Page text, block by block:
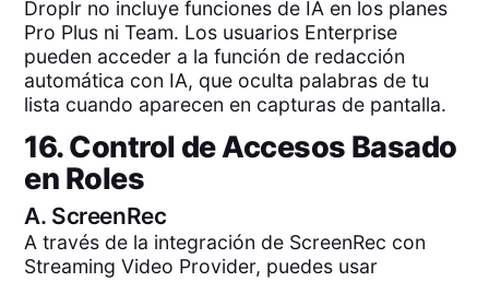
Droplr no incluye funciones de IA en los planes
Pro Plus ni Team. Los usuarios Enterprise
pueden acceder a la función de redacción
automática con IA, que oculta palabras de tu
lista cuando aparecen en capturas de pantalla.
16. Control de Accesos Basado
en Roles
A. ScreenRec
A través de la integración de ScreenRec con
Streaming Video Provider, puedes usar